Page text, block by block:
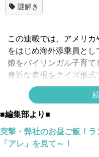
謎解き
この連載では、アメリ
をはじめ海外添乗員と
娘をバイリンガル子育
身近な表現をクイズ形式
「鍵かけるのを忘
ますか？
正解は
■編集部より■
突撃・弊社のお昼ご飯！
「アレ」を見て～！